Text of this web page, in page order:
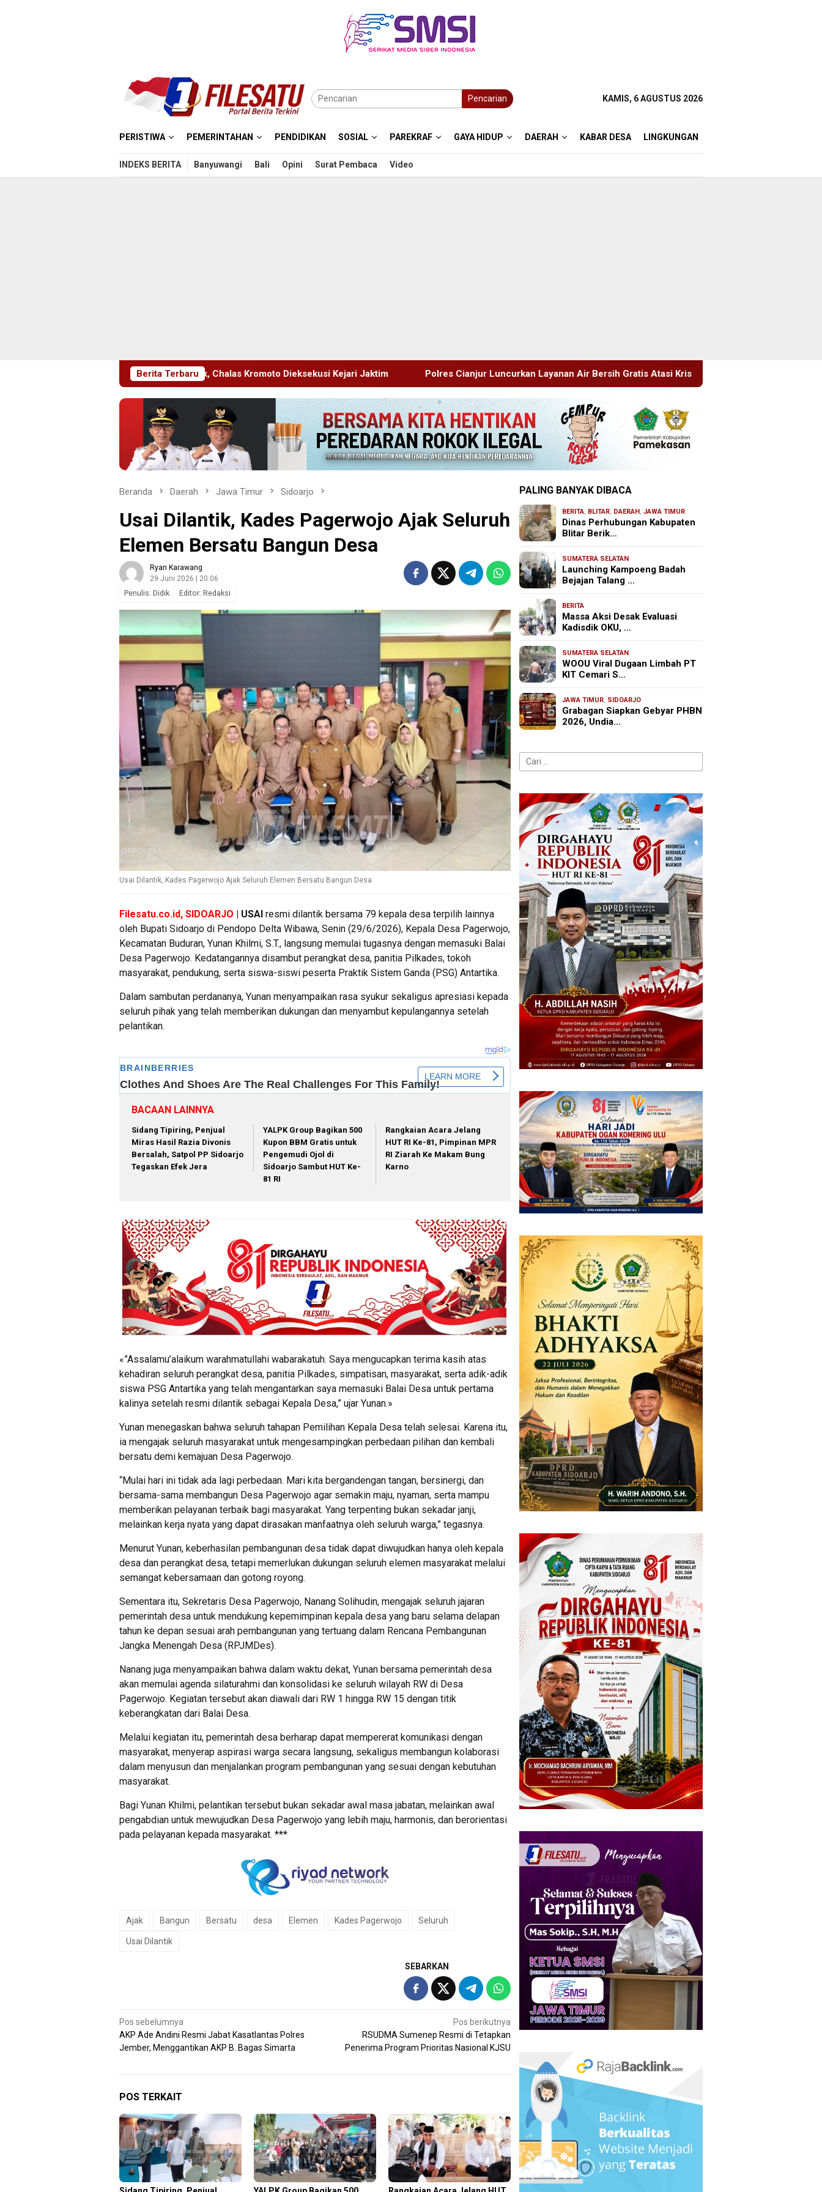
Pencarian KAMIS, 6 AGUSTUS 2026
PERISTIWA PEMERINTAHAN PENDIDIKAN SOSIAL PAREKRAF GAYA HIDUP DAERAH KABAR DESA LINGKUNGAN
INDEKS BERITA Banyuwangi Bali Opini Surat Pembaca Video
Berita Terbaru
Langgar UU Merek, Chalas Kromoto Dieksekusi Kejari Jaktim Polres Cianjur Luncurkan Layanan Air Bersih Gratis Atasi Krisis Kemarau Sidang Tipiring, Penjual Miras
Beranda Daerah Jawa Timur Sidoarjo
Usai Dilantik, Kades Pagerwojo Ajak Seluruh
Elemen Bersatu Bangun Desa
Ryan Karawang
29 Juni 2026 | 20:06
Penulis: Didik Editor: Redaksi
Usai Dilantik, Kades Pagerwojo Ajak Seluruh Elemen Bersatu Bangun Desa
Filesatu.co.id, SIDOARJO | USAI resmi dilantik bersama 79 kepala desa terpilih lainnya
oleh Bupati Sidoarjo di Pendopo Delta Wibawa, Senin (29/6/2026), Kepala Desa Pagerwojo,
Kecamatan Buduran, Yunan Khilmi, S.T., langsung memulai tugasnya dengan memasuki Balai
Desa Pagerwojo. Kedatangannya disambut perangkat desa, panitia Pilkades, tokoh
masyarakat, pendukung, serta siswa-siswi peserta Praktik Sistem Ganda (PSG) Antartika.
Dalam sambutan perdananya, Yunan menyampaikan rasa syukur sekaligus apresiasi kepada
seluruh pihak yang telah memberikan dukungan dan menyambut kepulangannya setelah
pelantikan.
BACAAN LAINNYA
Sidang Tipiring, Penjual
Miras Hasil Razia Divonis
Bersalah, Satpol PP Sidoarjo
Tegaskan Efek Jera
YALPK Group Bagikan 500
Kupon BBM Gratis untuk
Pengemudi Ojol di
Sidoarjo Sambut HUT Ke-
81 RI
Rangkaian Acara Jelang
HUT RI Ke-81, Pimpinan MPR
RI Ziarah Ke Makam Bung
Karno
«”Assalamu’alaikum warahmatullahi wabarakatuh. Saya mengucapkan terima kasih atas
kehadiran seluruh perangkat desa, panitia Pilkades, simpatisan, masyarakat, serta adik-adik
siswa PSG Antartika yang telah mengantarkan saya memasuki Balai Desa untuk pertama
kalinya setelah resmi dilantik sebagai Kepala Desa,” ujar Yunan.»
Yunan menegaskan bahwa seluruh tahapan Pemilihan Kepala Desa telah selesai. Karena itu,
ia mengajak seluruh masyarakat untuk mengesampingkan perbedaan pilihan dan kembali
bersatu demi kemajuan Desa Pagerwojo.
“Mulai hari ini tidak ada lagi perbedaan. Mari kita bergandengan tangan, bersinergi, dan
bersama-sama membangun Desa Pagerwojo agar semakin maju, nyaman, serta mampu
memberikan pelayanan terbaik bagi masyarakat. Yang terpenting bukan sekadar janji,
melainkan kerja nyata yang dapat dirasakan manfaatnya oleh seluruh warga,” tegasnya.
Menurut Yunan, keberhasilan pembangunan desa tidak dapat diwujudkan hanya oleh kepala
desa dan perangkat desa, tetapi memerlukan dukungan seluruh elemen masyarakat melalui
semangat kebersamaan dan gotong royong.
Sementara itu, Sekretaris Desa Pagerwojo, Nanang Solihudin, mengajak seluruh jajaran
pemerintah desa untuk mendukung kepemimpinan kepala desa yang baru selama delapan
tahun ke depan sesuai arah pembangunan yang tertuang dalam Rencana Pembangunan
Jangka Menengah Desa (RPJMDes).
Nanang juga menyampaikan bahwa dalam waktu dekat, Yunan bersama pemerintah desa
akan memulai agenda silaturahmi dan konsolidasi ke seluruh wilayah RW di Desa
Pagerwojo. Kegiatan tersebut akan diawali dari RW 1 hingga RW 15 dengan titik
keberangkatan dari Balai Desa.
Melalui kegiatan itu, pemerintah desa berharap dapat mempererat komunikasi dengan
masyarakat, menyerap aspirasi warga secara langsung, sekaligus membangun kolaborasi
dalam menyusun dan menjalankan program pembangunan yang sesuai dengan kebutuhan
masyarakat.
Bagi Yunan Khilmi, pelantikan tersebut bukan sekadar awal masa jabatan, melainkan awal
pengabdian untuk mewujudkan Desa Pagerwojo yang lebih maju, harmonis, dan berorientasi
pada pelayanan kepada masyarakat. ***
Ajak Bangun Bersatu desa Elemen Kades Pagerwojo Seluruh
Usai Dilantik
SEBARKAN
Navigasi
pos
Pos sebelumnya
AKP Ade Andini Resmi Jabat Kasatlantas Polres
Jember, Menggantikan AKP B. Bagas Simarta
Pos berikutnya
RSUDMA Sumenep Resmi di Tetapkan
Penerima Program Prioritas Nasional KJSU
POS TERKAIT
PALING BANYAK DIBACA
BERITA, BLITAR, DAERAH ,JAWA TIMUR
Dinas Perhubungan Kabupaten
Blitar Berik…
SUMATERA SELATAN
Launching Kampoeng Badah
Bejajan Talang …
BERITA
Massa Aksi Desak Evaluasi
Kadisdik OKU, …
SUMATERA SELATAN
WOOU Viral Dugaan Limbah PT
KIT Cemari S…
JAWA TIMUR, SIDOARJO
Grabagan Siapkan Gebyar PHBN
2026, Undia…
Cari
untuk: